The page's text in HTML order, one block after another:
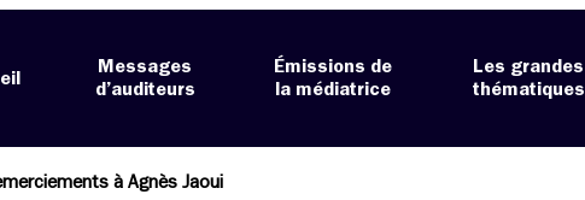
Messages
d’auditeurs
Émissions de
la médiatrice
Les grandes
thématiques
à Agnès Jaoui